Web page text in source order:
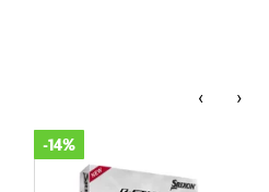
‹ ›
-18%